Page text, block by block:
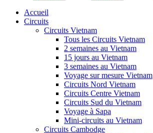
Accueil
Circuits
Circuits Vietnam
Tous les Circuits Vietnam
2 semaines au Vietnam
15 jours au Vietnam
3 semaines au Vietnam
Voyage sur mesure Vietnam
Circuits Nord Vietnam
Circuits Centre Vietnam
Circuits Sud du Vietnam
Voyage à Sapa
Mini-circuits au Vietnam
Circuits Cambodge